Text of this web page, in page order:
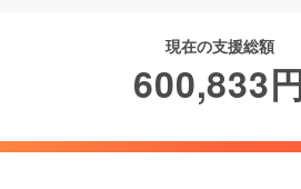
現在の支援総額
600,833